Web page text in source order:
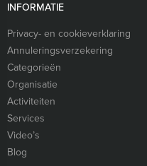
INFORMATIE
Privacy- en cookieverklaring
Annuleringsverzekering
Categorieën
Organisatie
Activiteiten
Services
Video’s
Blog